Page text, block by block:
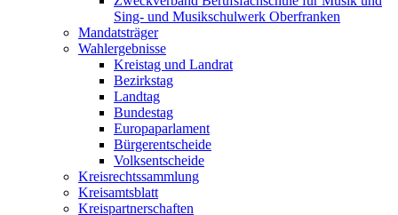
Sing- und Musikschulwerk Oberfranken
Mandatsträger
Wahlergebnisse
Kreistag und Landrat
Bezirkstag
Landtag
Bundestag
Europaparlament
Bürgerentscheide
Volksentscheide
Kreisrechtssammlung
Kreisamtsblatt
Kreispartnerschaften